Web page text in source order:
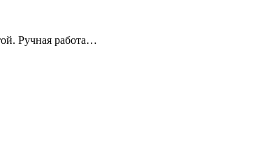
Ручная работа…